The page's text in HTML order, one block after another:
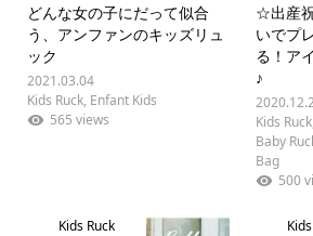
どんな女の子にだって似合
う、アンファンのキッズリュ
ック
2021.03.04
Kids Ruck, Enfant Kids
565 views
☆出産
いでプ
る！ア
♪
Kids Ruck
Baby
Bag
500
Kids Ruck